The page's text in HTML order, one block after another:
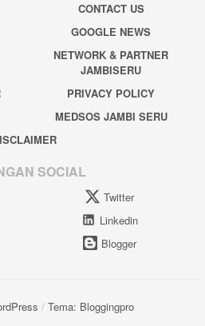
CONTACT US
GOOGLE NEWS
NETWORK & PARTNER
JAMBISERU
PRIVACY POLICY
MEDSOS JAMBI SERU
SOCIAL
Twitter
Linkedin
Blogger
/ Tema: Bloggingpro